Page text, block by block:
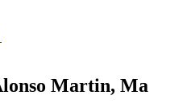
Martin, Ma